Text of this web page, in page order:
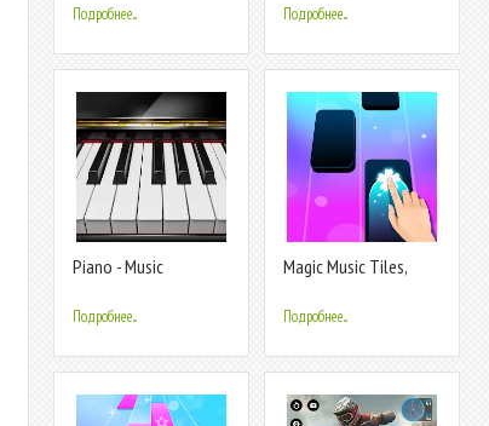
Подробнее... Подробнее...
Piano - Music
Подробнее...
Magic Music Tiles,
Подробнее...